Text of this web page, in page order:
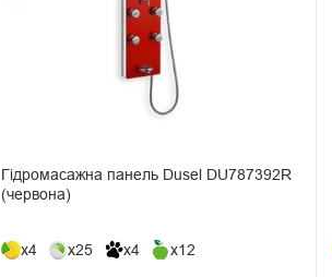
Гідромасажна панель Dusel DU787392R
(червона)
x4 x25 x4 x12